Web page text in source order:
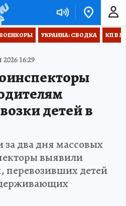
УКРАИНА: СВОДКА КП В
16:29
детей в
за два дня массовых
выявили
перевозивших детей